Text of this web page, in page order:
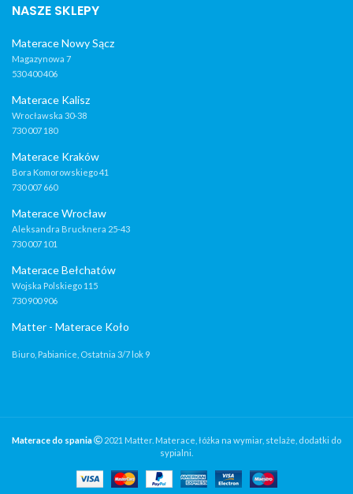
NASZE SKLEPY
Materace Nowy Sącz
Magazynowa 7
530 400 406
Materace Kalisz
Wrocławska 30-38
730 007 180
Materace Kraków
Bora Komorowskiego 41
730 007 660
Materace Wrocław
Aleksandra Brucknera 25-43
730 007 101
Materace Bełchatów
Wojska Polskiego 115
730 900 906
Matter - Materace Koło
Biuro, Pabianice, Ostatnia 3/7 lok 9
Materace do spania
2021 Matter. Materace, łóżka na wymiar, stelaże, dodatki do
sypialni.